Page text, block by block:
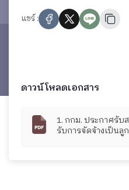
แชร์ :
ดาวน์โหลดเอกสาร
1. กกม. ประกาศรั
รับการจัดจ้างเป็นลู